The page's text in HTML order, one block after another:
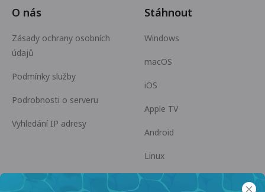
O nás
Zásady ochrany osobních
údajů
Podmínky služby
Podrobnosti o serveru
Vyhledání IP adresy
Stáhnout
Windows
macOS
iOS
Apple TV
Android
Linux
Android TV